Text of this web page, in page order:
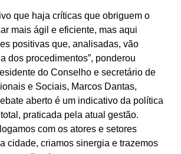
que haja críticas que obriguem o
mais ágil e eficiente, mas aqui
positivas que, analisadas, vão
dos procedimentos”, ponderou
do Conselho e secretário de
e Sociais, Marcos Dantas,
aberto é um indicativo da política
praticada pela atual gestão.
com os atores e setores
cidade, criamos sinergia e trazemos